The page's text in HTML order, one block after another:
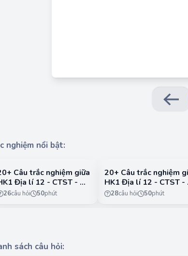
nghiệm nổi bật:
Câu trắc nghiệm giữa
Địa lí 12 - CTST - Đề
26câu hỏi 50phút
20+ Câu trắc nghiệm
HK1 Địa lí 12 - CTST -
228câu hỏi 50phút
sách câu hỏi: